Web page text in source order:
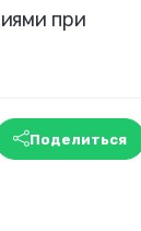
при
Поделиться